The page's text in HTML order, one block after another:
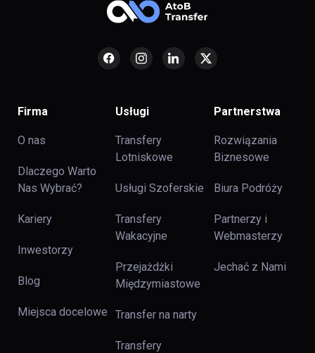
Firma
O nas
Dlaczego Warto
Nas Wybrać?
Kariery
Inwestorzy
Blog
Miejsca docelowe
Usługi
Transfery
Lotniskowe
Usługi Szoferskie
Transfery
Wakacyjne
Przejażdżki
Międzymiastowe
Transfer na narty
Transfery
Partnerstwa
Rozwiązania
Biznesowe
Biura Podróży
Partnerzy i
Webmasterzy
Jechać z Nami